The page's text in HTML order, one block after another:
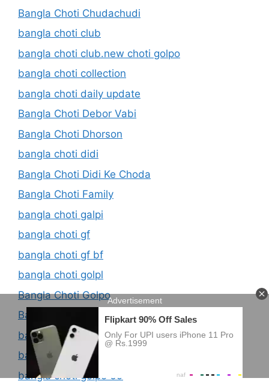
Bangla Choti Chudachudi
bangla choti club
bangla choti club.new choti golpo
bangla choti collection
bangla choti daily update
Bangla Choti Debor Vabi
Bangla Choti Dhorson
bangla choti didi
Bangla Choti Didi Ke Choda
Bangla Choti Family
bangla choti galpi
bangla choti gf
bangla choti gf bf
bangla choti golpl
Bangla Choti Golpo
Bangla Choti Golpo 2021
bangla choti golpo 2022
bangla choti golpo 2023
bangla choti golpo 69